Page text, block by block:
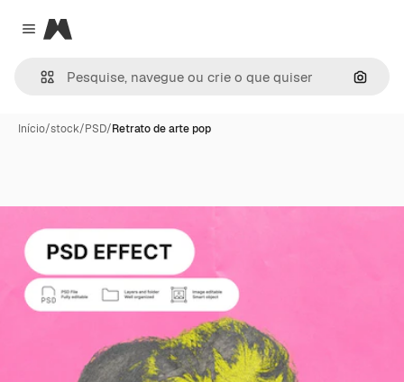
Close menu
Magnific
Início/stock/PSD/Retrato de arte pop